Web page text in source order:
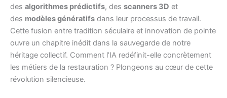
des algorithmes prédictifs, des scanners 3D et
des modèles génératifs dans leur processus de travail.
Cette fusion entre tradition séculaire et innovation de pointe
ouvre un chapitre inédit dans la sauvegarde de notre
héritage collectif. Comment l’IA redéfinit-elle concrètement
les métiers de la restauration ? Plongeons au cœur de cette
révolution silencieuse.